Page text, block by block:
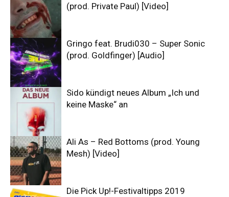
(prod. Private Paul) [Video]
Gringo feat. Brudi030 – Super Sonic
(prod. Goldfinger) [Audio]
Sido kündigt neues Album „Ich und
keine Maske“ an
Ali As – Red Bottoms (prod. Young
Mesh) [Video]
Die Pick Up!-Festivaltipps 2019